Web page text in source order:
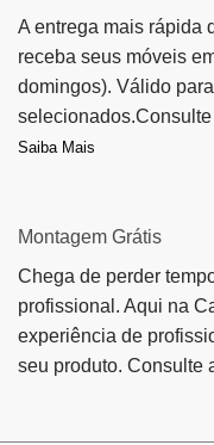
A entrega mais rápida
receba seus móveis
domingos). Válido
Saiba Mais
Montagem Grátis
Chega de perder
profissional. Aqui na
experiência de
seu produto. Consulte